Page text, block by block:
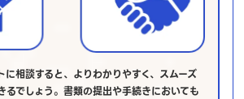
に相談すると、よりわかりやすく、スムーズ
るでしょう。書類の提出や手続きにおいても